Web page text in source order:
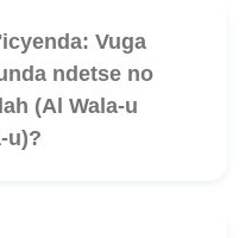
Vuga
ndetse no
(Al Wala-u
u)?